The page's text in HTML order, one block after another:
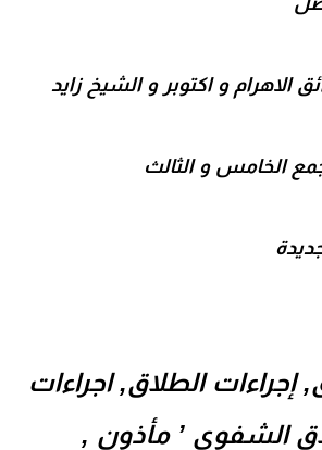
الاهرام و اكتوبر و الشيخ زايد
الخامس و الثالث
إجراءات الطلاق, اجراءات
الشفوي ’ مأذون ,